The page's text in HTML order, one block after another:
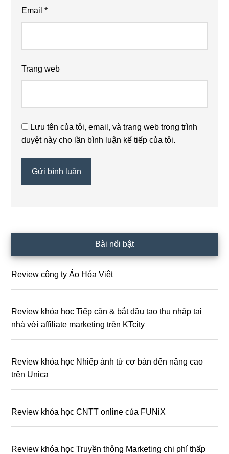
Email*
Trang web
Lưu tên của tôi, email, và trang web trong trình
duyệt này cho lần bình luận kế tiếp của tôi.
chính
Bài nổi bật
Review công ty Ảo Hóa Việt
Review khóa học Tiếp cận & bắt đầu tạo thu nhập tại
nhà với affiliate marketing trên KTcity
Review khóa học Nhiếp ảnh từ cơ bản đến nâng cao
trên Unica
Review khóa học CNTT online của FUNiX
Review khóa học Truyền thông Marketing chi phí thấp